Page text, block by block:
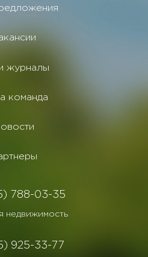
журналы
команда
788-03-35
недвижимость
925-33-77